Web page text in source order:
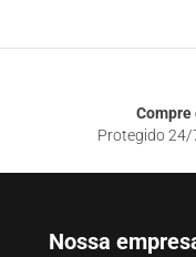
Compre
Protegido 24/
Nossa